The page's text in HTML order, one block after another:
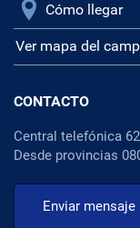
Cómo llegar
Ver mapa del
CONTACTO
Central telefónica
Desde provincias
Enviar mensaje